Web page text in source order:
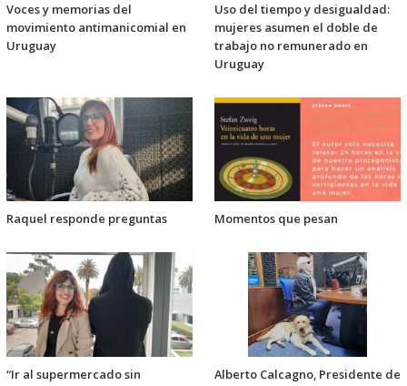
Voces y memorias del
movimiento antimanicomial en
Uruguay
Uso del tiempo y desigualdad:
mujeres asumen el doble de
trabajo no remunerado en
Uruguay
Raquel responde preguntas Momentos que pesan
“Ir al supermercado sin
Alberto Calcagno, Presidente de